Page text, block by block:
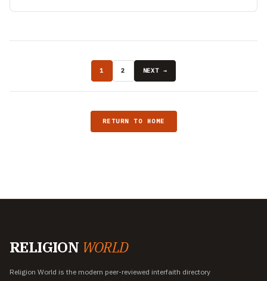
1 2 NEXT →
RETURN TO HOME
RELIGION WORLD
Religion World is the modern peer-reviewed interfaith directory